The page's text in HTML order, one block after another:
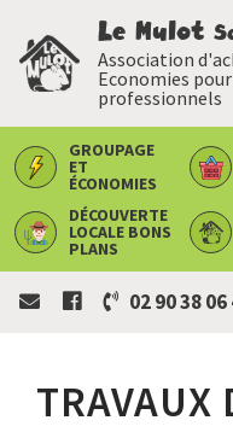
Le Mulot
Association
Economies
professionnels
GROUPAGE
ET
ÉCONOMIES
DÉCOUVERTE
LOCALE BONS
PLANS
02 90 38 06
TRAVAUX